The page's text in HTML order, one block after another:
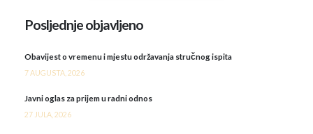
Posljednje objavljeno
Obavijest o vremenu i mjestu održavanja stručnog ispita
7 AUGUSTA, 2026
Javni oglas za prijem u radni odnos
27 JULA, 2026